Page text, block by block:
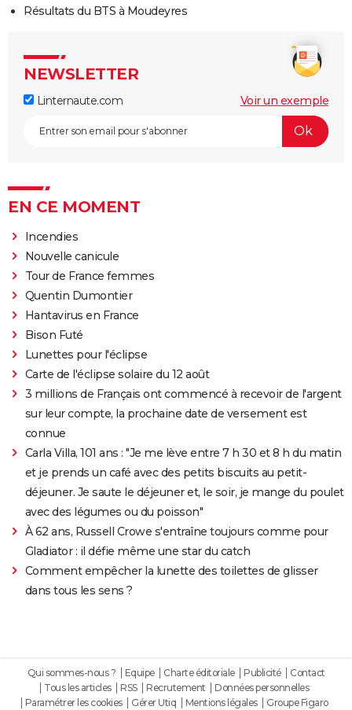
Résultats du BTS à Moudeyres
NEWSLETTER
Linternaute.com Voir un exemple
EN CE MOMENT
Incendies
Nouvelle canicule
Tour de France femmes
Quentin Dumontier
Hantavirus en France
Bison Futé
Lunettes pour l'éclipse
Carte de l'éclipse solaire du 12 août
3 millions de Français ont commencé à recevoir de l'argent
sur leur compte, la prochaine date de versement est
connue
Carla Villa, 101 ans : "Je me lève entre 7 h 30 et 8 h du matin
et je prends un café avec des petits biscuits au petit-
déjeuner. Je saute le déjeuner et, le soir, je mange du poulet
avec des légumes ou du poisson"
À 62 ans, Russell Crowe s'entraîne toujours comme pour
Gladiator : il défie même une star du catch
Comment empêcher la lunette des toilettes de glisser
dans tous les sens ?
Qui sommes-nous ? Equipe Charte éditoriale Publicité
Contact
Tous les articles
RSS Recrutement
Données personnelles
Paramétrer les cookies
Gérer Utiq Mentions légales Groupe Figaro